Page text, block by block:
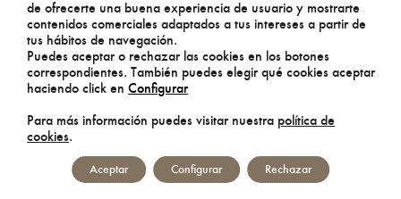
de ofrecerte una buena experiencia de usuario y mostrarte
contenidos comerciales adaptados a tus intereses a partir de
tus hábitos de navegación.
Puedes aceptar o rechazar las cookies en los botones
correspondientes. También puedes elegir qué cookies aceptar
haciendo click enConfigurar
Para más información puedes visitar nuestra política de
cookies.
Aceptar Rechazar
Configurar